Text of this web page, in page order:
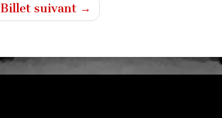
Billet suivant →